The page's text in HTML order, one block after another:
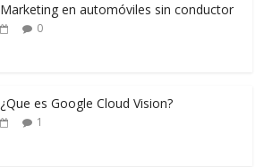
Marketing en automóviles sin conductor
0
¿Que es Google Cloud Vision?
1